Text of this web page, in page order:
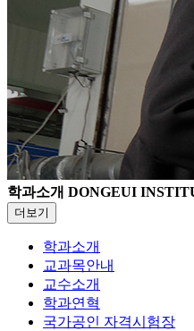
학과소개 DONGEUI
더보기
학과소개
교과목안내
교수소개
학과연혁
국가공인 자격시험장